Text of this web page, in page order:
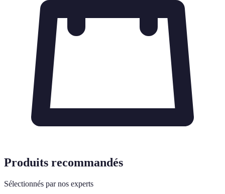
Produits recommandés
Sélectionnés par nos experts